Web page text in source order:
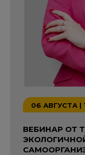
06 АВГУСТА |
ВЕБИНАР ОТ